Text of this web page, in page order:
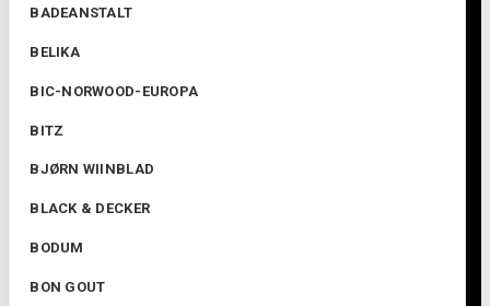
BADEANSTALT
BELIKA
BIC-NORWOOD-EUROPA
BITZ
BJØRN WIINBLAD
BLACK & DECKER
BODUM
BON GOUT